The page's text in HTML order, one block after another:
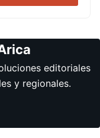
editoriales
y regionales.